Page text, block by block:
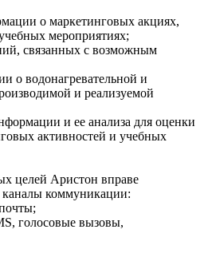
о маркетинговых акциях,
мероприятиях;
связанных с возможным
о водонагревательной и
и реализуемой
и ее анализа для оценки
активностей и учебных
целей Аристон вправе
каналы коммуникации:
голосовые вызовы,